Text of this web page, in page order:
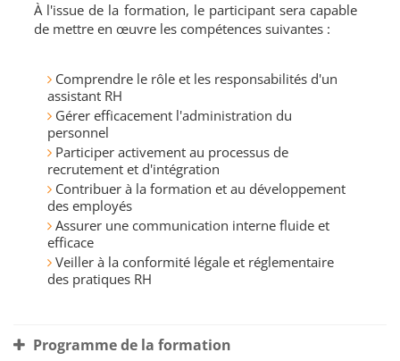
À l'issue de la formation, le participant sera capable
de mettre en œuvre les compétences suivantes :
Comprendre le rôle et les responsabilités d'un
assistant RH
Gérer efficacement l'administration du
personnel
Participer activement au processus de
recrutement et d'intégration
Contribuer à la formation et au développement
des employés
Assurer une communication interne fluide et
efficace
Veiller à la conformité légale et réglementaire
des pratiques RH
Programme de la formation